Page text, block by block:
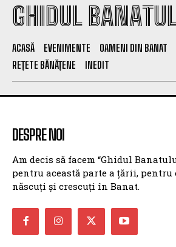
GHIDUL
ACASĂ EVENIMENTE OAMENI DIN BANAT
REȚETE BĂNĂȚENE
INEDIT
DESPRE NOI
Am decis să facem “Ghidul
pentru această parte a țării,
născuți și crescuți în Banat.